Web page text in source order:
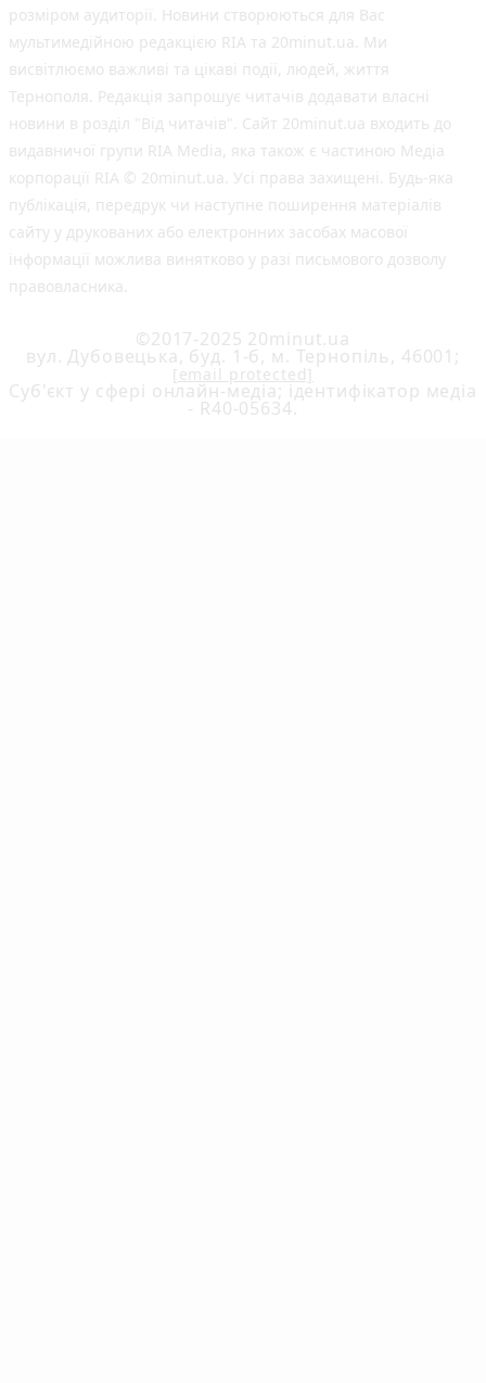
розміром аудиторії. Новини створюються для Вас
мультимедійною редакцією RIA та 20minut.ua. Ми
висвітлюємо важливі та цікаві події, людей, життя
Тернополя. Редакція запрошує читачів додавати власні
новини в розділ "Від читачів". Сайт 20minut.ua входить до
видавничої групи RIA Media, яка також є частиною Медіа
корпорації RIA © 20minut.ua. Усі права захищені. Будь-яка
публiкацiя, передрук чи наступне поширення матеріалів
сайту у друкованих або електронних засобах масової
інформації можлива винятково у разі письмового дозволу
правовласника.
©2017-2025 20minut.ua
вул. Дубовецька, буд. 1-б, м. Тернопіль, 46001;
[email protected]
Cуб'єкт у сфері онлайн-медіа; ідентифікатор медіа
- R40-05634.